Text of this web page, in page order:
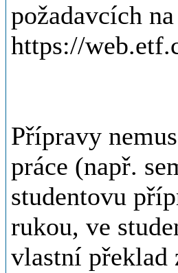
požadavcích
https://
Přípravy
práce (např.
studentovu
rukou, ve
vlastní překlad